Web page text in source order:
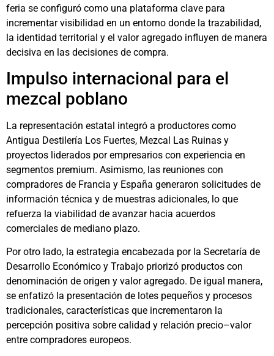
feria se configuró como una plataforma clave para
incrementar visibilidad en un entorno donde la trazabilidad,
la identidad territorial y el valor agregado influyen de manera
decisiva en las decisiones de compra.
Impulso internacional para el
mezcal poblano
La representación estatal integró a productores como
Antigua Destilería Los Fuertes, Mezcal Las Ruinas y
proyectos liderados por empresarios con experiencia en
segmentos premium. Asimismo, las reuniones con
compradores de Francia y España generaron solicitudes de
información técnica y de muestras adicionales, lo que
refuerza la viabilidad de avanzar hacia acuerdos
comerciales de mediano plazo.
Por otro lado, la estrategia encabezada por la Secretaría de
Desarrollo Económico y Trabajo priorizó productos con
denominación de origen y valor agregado. De igual manera,
se enfatizó la presentación de lotes pequeños y procesos
tradicionales, características que incrementaron la
percepción positiva sobre calidad y relación precio–valor
entre compradores europeos.